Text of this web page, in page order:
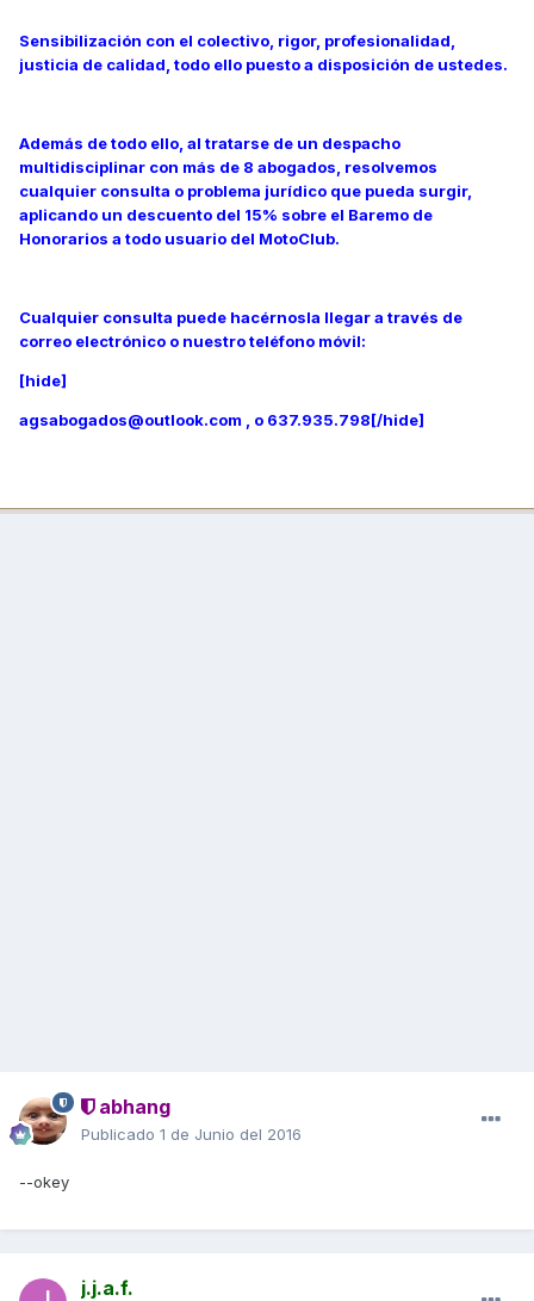
Sensibilización con el colectivo, rigor, profesionalidad,
justicia de calidad, todo ello puesto a disposición de ustedes.
Además de todo ello, al tratarse de un despacho
multidisciplinar con más de 8 abogados, resolvemos
cualquier consulta o problema jurídico que pueda surgir,
aplicando un descuento del 15% sobre el Baremo de
Honorarios a todo usuario del MotoClub.
Cualquier consulta puede hacérnosla llegar a través de
correo electrónico o nuestro teléfono móvil:
[hide]
agsabogados@outlook.com , o 637.935.798[/hide]
abhang
Publicado 1 de Junio del 2016
--okey
j.j.a.f.